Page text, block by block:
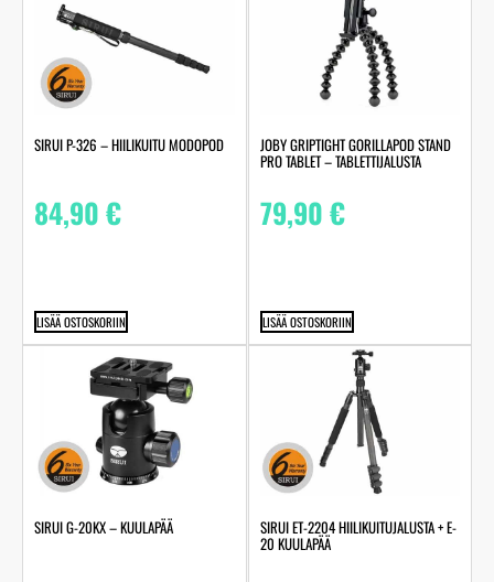
SIRUI P-326 – HIILIKUITU MODOPOD
84,90€
LISÄÄ OSTOSKORIIN
JOBY GRIPTIGHT GORILLAPOD STAND
PRO TABLET – TABLETTIJALUSTA
79,90€
LISÄÄ OSTOSKORIIN
SIRUI G-20KX – KUULAPÄÄ SIRUI ET-2204 HIILIKUITUJALUSTA + E-
20 KUULAPÄÄ